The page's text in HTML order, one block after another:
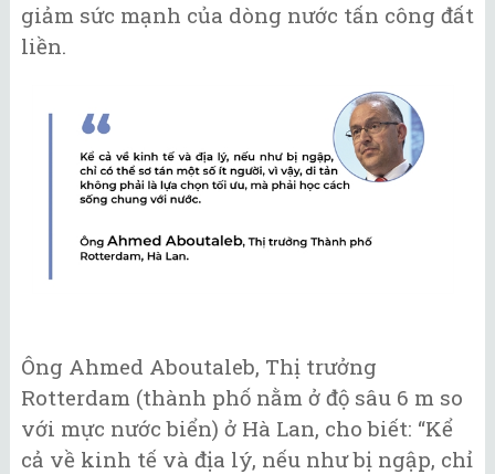
giảm sức mạnh của dòng nước tấn công đất
liền.
Ông Ahmed Aboutaleb, Thị trưởng
Rotterdam (thành phố nằm ở độ sâu 6 m so
với mực nước biển) ở Hà Lan, cho biết: “Kể
cả về kinh tế và địa lý, nếu như bị ngập, chỉ